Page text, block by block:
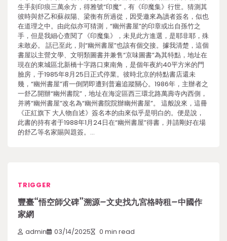
生手刻印痕三萬余方，得雅號“印魔”，有《印魔集》行世。猜測其
彼時與舒乙和蘇叔陽、梁衡有所過從，因受邀來為讀者簽名，似也
在道理之中。由此似亦可猜測，“幽州書屋”的印章或出自孫竹之
手，但是我細心查閱了《印魔集》，未見此方進選，是耶非耶，殊
未敢必。 話已至此，則“幽州書屋”也該有個交接。據我清楚，這個
書屋以主營文學、文明類圖書并兼售“京味圖書”為其特點，地址在
現在的東城區北新橋十字路口東南角，是個年夜約40平方米的門
臉房，于1985年8月25日正式停業。彼時北京的特點書店還未
幾，“幽州書屋”甫一倒閉即遭到普遍追蹤關心。1986年，主辦者之
一舒乙開辦“幽州書院”，地址在海淀區西三環北路萬壽寺內西側，
并將“幽州書屋”改名為“幽州書院院辦幽州書屋”。 這般說來，這冊
《正紅旗下 大人物自述》簽名本的由來似乎是明白的。便是說，
此書的持有者于1988年1月24日在“幽州書屋”得書，并請剛好在場
的舒乙等名家賜與題簽。…
TRIGGER
豐臺“悟空師父碑”溯源–文史找九宮格時租–中國作
家網
admin 03/14/2025 0 min read